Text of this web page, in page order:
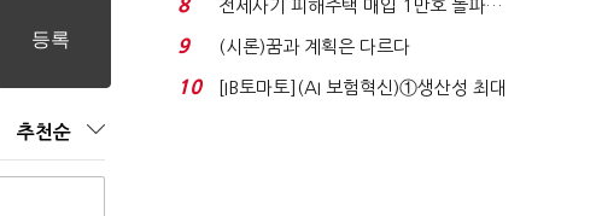
추천순
8
전세사기 피해주택 매입 1만호 돌파…
누적 피해자 4만2...
9 (시론)꿈과 계획은 다르다
10
[IB토마토](AI 보험혁신)①생산성 최대